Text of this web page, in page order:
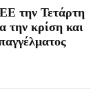
την Τετάρτη
την κρίση και